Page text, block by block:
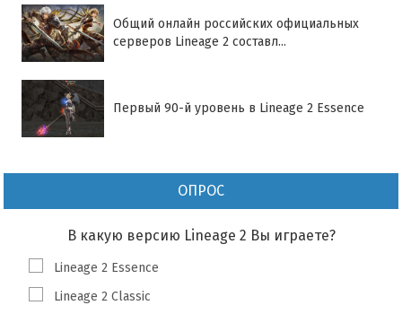
Общий онлайн российских официальных
серверов Lineage 2 составл...
Первый 90-й уровень в Lineage 2 Essence
ОПРОС
В какую версию Lineage 2 Вы играете?
Lineage 2 Essence
Lineage 2 Classic